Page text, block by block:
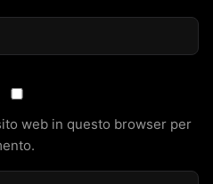
web in questo browser per